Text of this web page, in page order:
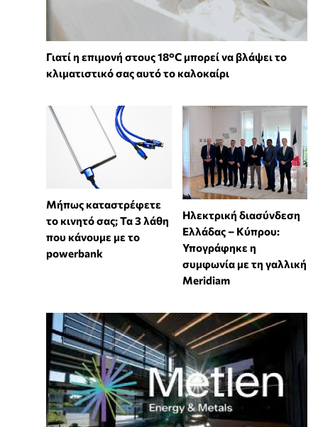
Γιατί η επιμονή στους 18°C μπορεί να βλάψει το
κλιματιστικό σας αυτό το καλοκαίρι
Μήπως καταστρέφετε
το κινητό σας; Τα 3 λάθη
που κάνουμε με το
powerbank
Ηλεκτρική διασύνδεση
Ελλάδας – Κύπρου:
Υπογράφηκε η
συμφωνία με τη γαλλική
Meridiam